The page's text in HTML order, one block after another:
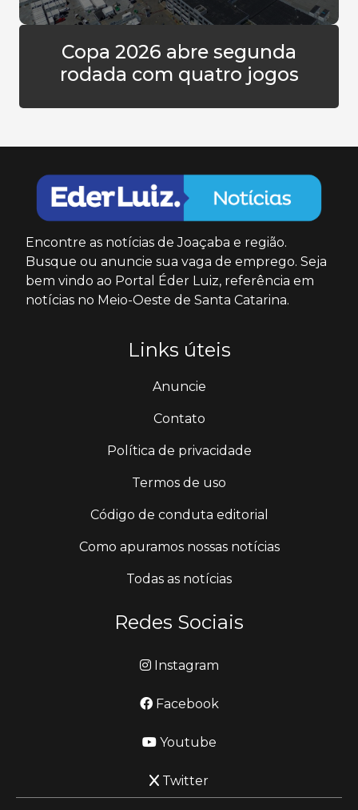
Copa 2026 abre segunda
rodada com quatro jogos
Encontre as notícias de Joaçaba e região.
Busque ou anuncie sua vaga de emprego. Seja
bem vindo ao Portal Éder Luiz, referência em
notícias no Meio-Oeste de Santa Catarina.
Links úteis
Anuncie
Contato
Política de privacidade
Termos de uso
Código de conduta editorial
Como apuramos nossas notícias
Todas as notícias
Redes Sociais
Instagram
Facebook
Youtube
Twitter